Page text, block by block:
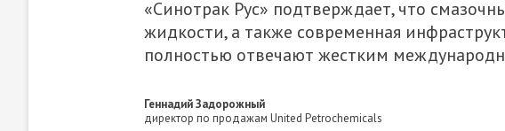
«Синотрак Рус» подтверждает, что
жидкости, а также современная
полностью отвечают жестким
Геннадий Задорожный
директор по продажам United Petrochemicals